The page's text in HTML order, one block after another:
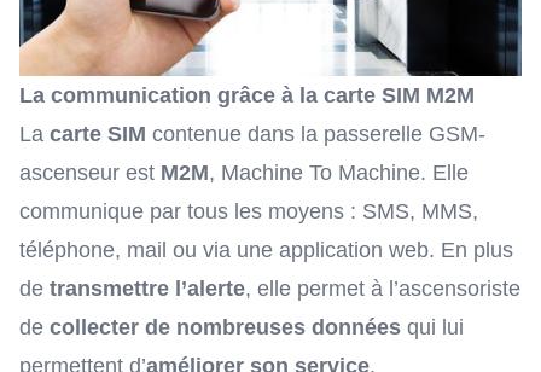
La communication grâce à la carte SIM M2M
La carte SIM contenue dans la passerelle GSM-
ascenseur est M2M, Machine To Machine. Elle
communique par tous les moyens : SMS, MMS,
téléphone, mail ou via une application web. En plus
de transmettre l’alerte, elle permet à l’ascensoriste
de collecter de nombreuses données qui lui
permettent d’améliorer son service.